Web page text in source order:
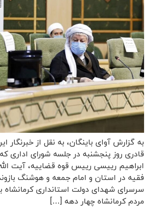
به گزارش آوای باینگان، به نقل از خبرنگار
قادری روز پنجشنبه در جلسه شورای اداری
ابراهیم رییسی رییس قوه قضاییه، آیت ‌الله
‌فقیه در استان و امام جمعه و هوشنگ
سرسرای شهدای دولت استانداری کرمانشاه
مردم کرمانشاه چهار دهه […]